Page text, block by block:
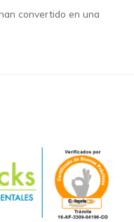
convertido en una